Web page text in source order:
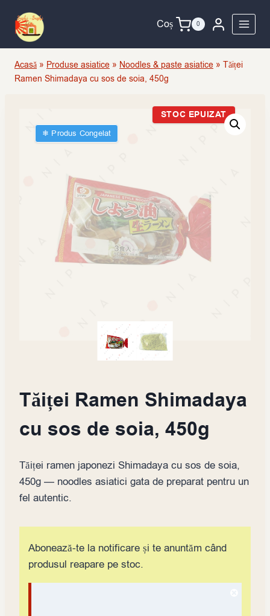
content
Coș 0
Acasă » Produse asiatice » Noodles & paste asiatice » Tăiței
Ramen Shimadaya cu sos de soia, 450g
❄︎ Produs Congelat
STOC EPUIZAT
Tăiței Ramen Shimadaya
cu sos de soia, 450g
Tăiței ramen japonezi Shimadaya cu sos de soia,
450g — noodles asiatici gata de preparat pentru un
fel autentic.
Abonează-te la notificare și te anuntăm când
produsul reapare pe stoc.